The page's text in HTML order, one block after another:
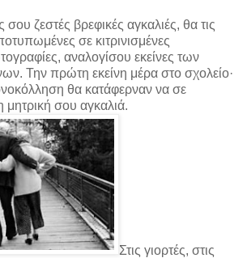
σου ζεστές βρεφικές αγκαλιές, θα τις
σε κιτρινισμένες
αναλογίσου εκείνες των
Την πρώτη εκείνη μέρα στο σχολείο·
θα κατάφερναν να σε
μητρική σου αγκαλιά.
Στις γιορτές, στις